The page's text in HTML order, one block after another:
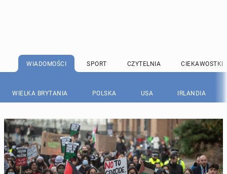
WIADOMOŚCI SPORT CZYTELNIA CIEKAWOSTKI
WIELKA BRYTANIA POLSKA USA IRLANDIA